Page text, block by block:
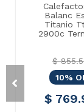
Balanc
Titanio
2900c
$
10%
$